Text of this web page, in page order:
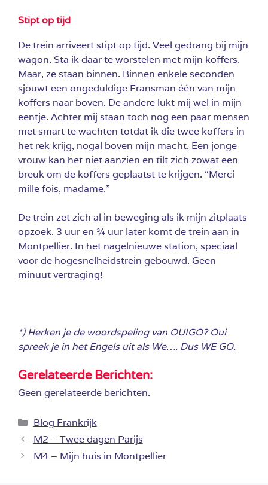
Stipt op tijd
De trein arriveert stipt op tijd. Veel gedrang bij mijn
wagon. Sta ik daar te worstelen met mijn koffers.
Maar, ze staan binnen. Binnen enkele seconden
sjouwt een ongeduldige Fransman één van mijn
koffers naar boven. De andere lukt mij wel in mijn
eentje. Achter mij staan toch nog een paar mensen
met smart te wachten totdat ik die twee koffers in
het rek krijg, nogal boven mijn macht. Een jonge
vrouw kan het niet aanzien en tilt zich zowat een
breuk om de koffers geplaatst te krijgen. “Merci
mille fois, madame.”
De trein zet zich al in beweging als ik mijn zitplaats
opzoek. 3 uur en ¾ uur later komt de trein aan in
Montpellier. In het nagelnieuwe station, speciaal
voor de hogesnelheidstrein gebouwd. Geen
minuut vertraging!
*) Herken je de woordspeling van OUIGO? Oui
spreek je in het Engels uit als We…. Dus WE GO.
Gerelateerde Berichten:
Geen gerelateerde berichten.
Categorieën
Blog Frankrijk
M2 – Twee dagen Parijs
M4 – Mijn huis in Montpellier